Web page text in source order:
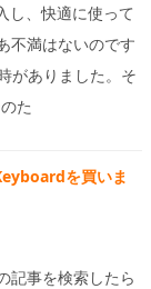
し、快適に使って
不満はないのです
がありました。そ
た
を買いま
記事を検索したら